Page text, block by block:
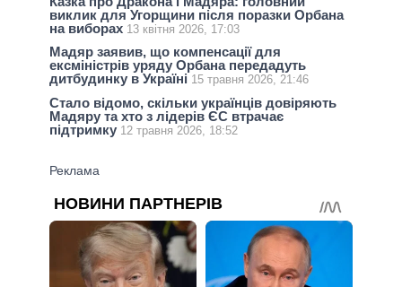
виклик для Угорщини після поразки Орбана
на виборах 13 квітня 2026, 17:03
Мадяр заявив, що компенсації для
ексміністрів уряду Орбана передадуть
дитбудинку в Україні 15 травня 2026, 21:46
Стало відомо, скільки українців довіряють
Мадяру та хто з лідерів ЄС втрачає
підтримку 12 травня 2026, 18:52